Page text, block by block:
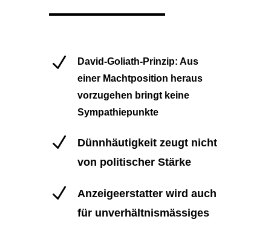
N
David-Goliath-Prinzip: Aus
einer Machtposition heraus
vorzugehen bringt keine
Sympathiepunkte
N
Dünnhäutigkeit zeugt nicht
von politischer Stärke
N
Anzeigeerstatter wird auch
für unverhältnismässiges